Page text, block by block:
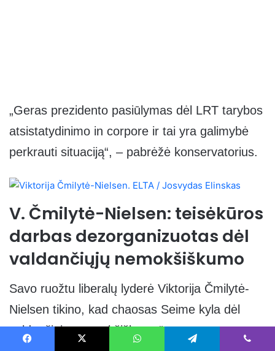
„Geras prezidento pasiūlymas dėl LRT tarybos
atsistatydinimo in corpore ir tai yra galimybė
perkrauti situaciją“, – pabrėžė konservatorius.
V. Čmilytė-Nielsen: teisėkūros
darbas dezorganizuotas dėl
valdančiųjų nemokšiškumo
Savo ruožtu liberalų lyderė Viktorija Čmilytė-
Nielsen tikino, kad chaosas Seime kyla dėl
valdančiųjų „nemokšiškumo“.